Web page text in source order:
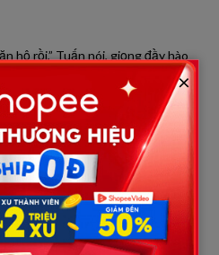
hộ rồi,” Tuấn nói, giọng đầy hào
×